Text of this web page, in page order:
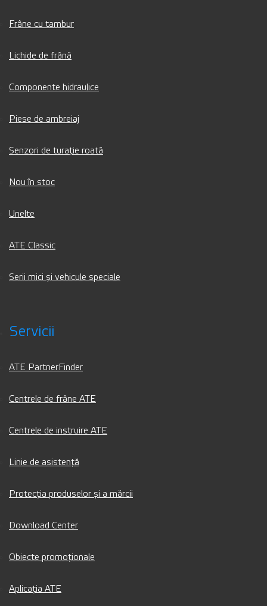
Frâne cu tambur
Lichide de frână
Componente hidraulice
Piese de ambreiaj
Senzori de turație roată
Nou în stoc
Unelte
ATE Classic
Serii mici și vehicule speciale
Servicii
ATE PartnerFinder
Centrele de frâne ATE
Centrele de instruire ATE
Linie de asistență
Protecția produselor și a mărcii
Download Center
Obiecte promoționale
Aplicația ATE